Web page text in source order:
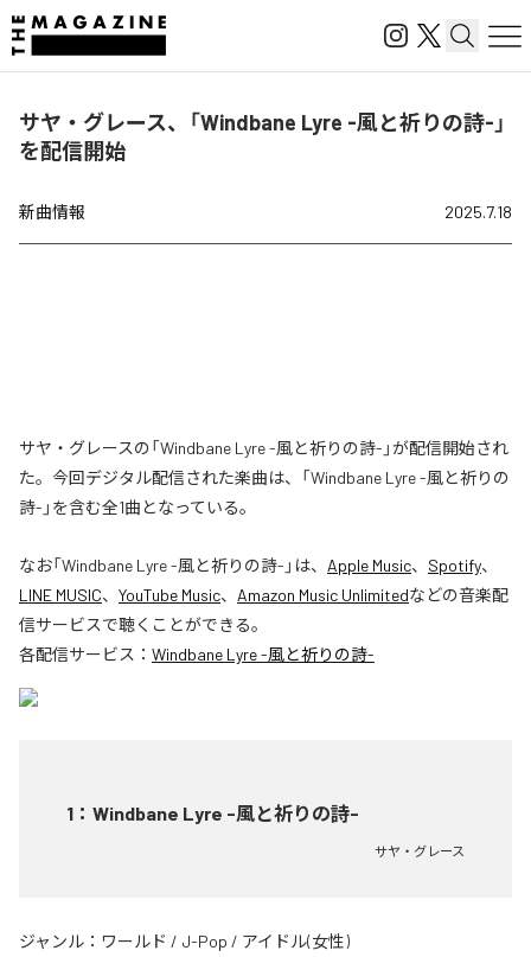
サヤ・グレース、「Windbane Lyre -風と祈りの詩-」
を配信開始
新曲情報 2025.7.18
サヤ・グレースの「Windbane Lyre -風と祈りの詩-」が配信開始され
た。今回デジタル配信された楽曲は、「Windbane Lyre -風と祈りの
詩-」を含む全1曲となっている。
なお「Windbane Lyre -風と祈りの詩- 」は、 Apple Music、 Spotify、
LINE MUSIC、 YouTube Music、 Amazon Music Unlimitedなどの音楽配
信サービスで聴くことができる。
各配信サービス： Windbane Lyre -風と祈りの詩-
1 ： Windbane Lyre -風と祈りの詩-
サヤ・グレース
ジャンル： ワールド / J-Pop / アイドル(女性)